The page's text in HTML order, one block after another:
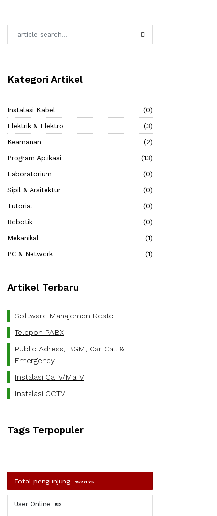
Kategori Artikel
Instalasi Kabel (0)
Elektrik & Elektro (3)
Keamanan (2)
Program Aplikasi (13)
Laboratorium (0)
Sipil & Arsitektur (0)
Tutorial (0)
Robotik (0)
Mekanikal (1)
PC & Network (1)
Artikel Terbaru
Software Manajemen Resto
Telepon PABX
Public Adress, BGM, Car Call &
Emergency
Instalasi CaTV/MaTV
Instalasi CCTV
Tags Terpopuler
Total pengunjung 157075
User Online 52